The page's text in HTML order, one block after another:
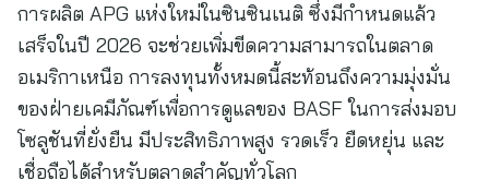
การผลิต APG แห่งใหม่ในซินซินเนติ ซึ่งมีกำหนดแล้ว
เสร็จในปี 2026 จะช่วยเพิ่มขีดความสามารถในตลาด
อเมริกาเหนือ การลงทุนทั้งหมดนี้สะท้อนถึงความมุ่งมั่น
ของฝ่ายเคมีภัณฑ์เพื่อการดูแลของ BASF ในการส่งมอบ
โซลูชันที่ยั่งยืน มีประสิทธิภาพสูง รวดเร็ว ยืดหยุ่น และ
เชื่อถือได้สำหรับตลาดสำคัญทั่วโลก